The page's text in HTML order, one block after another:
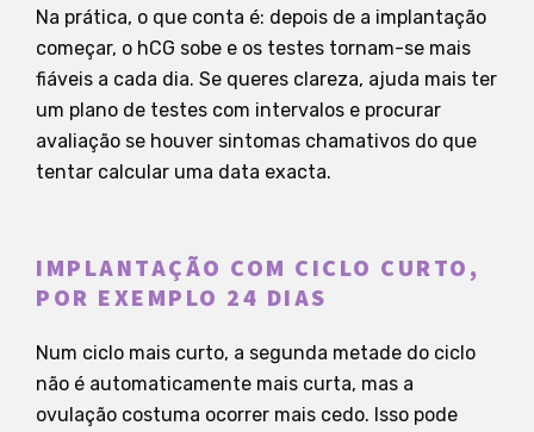
Na prática, o que conta é: depois de a implantação
começar, o hCG sobe e os testes tornam-se mais
fiáveis a cada dia. Se queres clareza, ajuda mais ter
um plano de testes com intervalos e procurar
avaliação se houver sintomas chamativos do que
tentar calcular uma data exacta.
IMPLANTAÇÃO COM CICLO CURTO,
POR EXEMPLO 24 DIAS
Num ciclo mais curto, a segunda metade do ciclo
não é automaticamente mais curta, mas a
ovulação costuma ocorrer mais cedo. Isso pode